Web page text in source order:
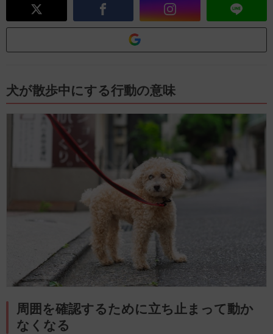
犬が散歩中にする行動の意味
周囲を確認するために立ち止まって動か
なくなる